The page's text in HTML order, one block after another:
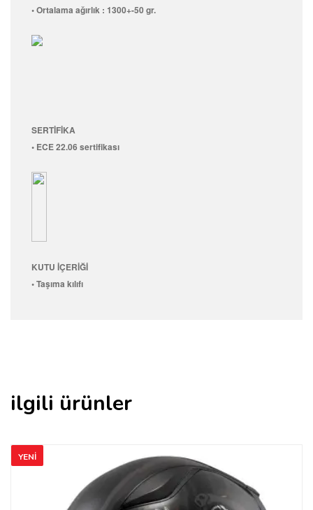
• Ortalama ağırlık : 1300+-50 gr.
SERTİFİKA
• ECE 22.06 sertifikası
KUTU İÇERİĞİ
• Taşıma kılıfı
ilgili ürünler
YENI